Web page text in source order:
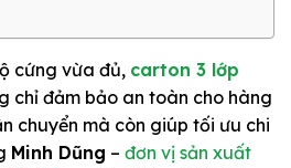
cứng vừa đủ, carton 3 lớp
chỉ đảm bảo an toàn cho hàng
chuyển mà còn giúp tối ưu chi
Minh Dũng – đơn vị sản xuất